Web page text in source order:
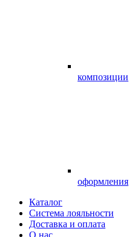
композиции
оформления
Каталог
Система лояльности
Доставка и оплата
О нас